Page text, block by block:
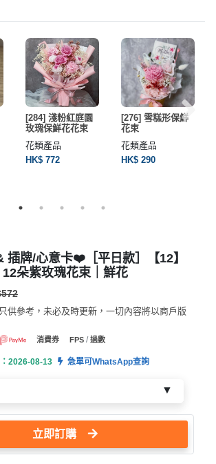
[284] 淺粉紅庭園
玫瑰保鮮花花束
花類產品
HK$ 772
[276] 雪糕形保鮮
花束
花類產品
HK$ 290
牌/心意卡❤️［平日款］【12】
朵紫玫瑰花束｜鮮花
供參考，未必及時更新，一切內容將以商戶版
消費券 FPS / 過數
2026-08-13 急單可WhatsApp查詢
立即訂購